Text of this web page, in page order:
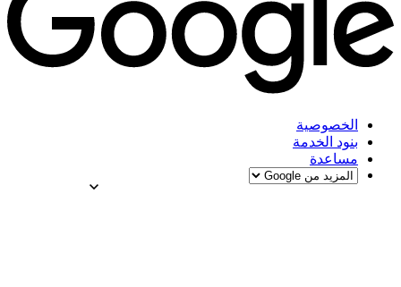
الخصوصية
بنود الخدمة
مساعدة